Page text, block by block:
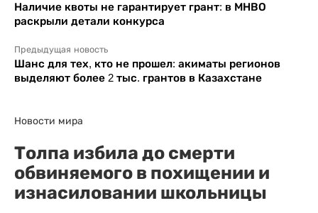
Наличие квоты не гарантирует грант: в МНВО
раскрыли детали конкурса
Предыдущая новость
Шанс для тех, кто не прошел: акиматы регионов
выделяют более 2 тыс. грантов в Казахстане
Новости мира
Толпа избила до смерти
обвиняемого в похищении и
изнасиловании школьницы